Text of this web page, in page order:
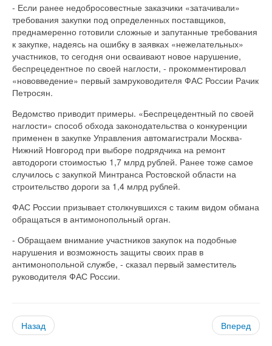
- Если ранее недобросовестные заказчики «затачивали»
требования закупки под определенных поставщиков,
преднамеренно готовили сложные и запутанные требования
к закупке, надеясь на ошибку в заявках «нежелательных»
участников, то сегодня они осваивают новое нарушение,
беспрецедентное по своей наглости, - прокомментировал
«нововведение» первый замруководителя ФАС России Рачик
Петросян.
Ведомство приводит примеры. «Беспрецедентный по своей
наглости» способ обхода законодательства о конкуренции
применен в закупке Управления автомагистрали Москва-
Нижний Новгород при выборе подрядчика на ремонт
автодороги стоимостью 1,7 млрд рублей. Ранее тоже самое
случилось с закупкой Минтранса Ростовской области на
строительство дороги за 1,4 млрд рублей.
ФАС России призывает столкнувшихся с таким видом обмана
обращаться в антимонопольный орган.
- Обращаем внимание участников закупок на подобные
нарушения и возможность защиты своих прав в
антимонопольной службе, - сказал первый заместитель
руководителя ФАС России.
Назад Вперед